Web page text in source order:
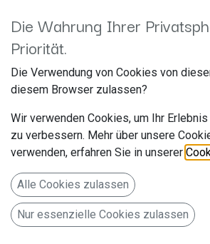
Kenwood DPX-
Hersteller: JVCKenwood
JVCKENWOOD Deutschland GmbH
Konrad-Adenauer-Allee 1-11
Bad Vilbel 61118
Deutschland www.de.jvckenwood.com
CD/USB-Receiver mit Bluetooth,
Die Wahrung Ihrer
Priorität.
Die Verwendung von Cookies von
diesem Browser zulassen?
Wir verwenden Cookies, um Ihr
zu verbessern. Mehr über unsere
verwenden, erfahren Sie in unserer
Alle Cookies zulassen
Nur essenzielle Cookies zulassen